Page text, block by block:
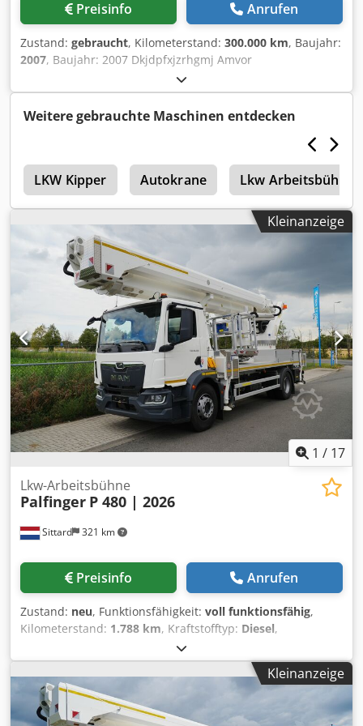
Preisinfo Anrufen
Zustand: gebraucht, Kilometerstand: 300.000 km, Baujahr:
2007, Baujahr: 2007 Dkjdpfxjzrhgmj Amvor
Weitere gebrauchte Maschinen entdecken
LKW Kipper Autokrane Lkw Arbeitsbühne
Kleinanzeige
1 / 17
Sittard 321 km
Lkw-Arbeitsbühne
Palfinger P 480 | 2026
Preisinfo Anrufen
Zustand: neu, Funktionsfähigkeit: voll funktionsfähig,
Kilometerstand: 1.788 km, Kraftstofftyp: Diesel,
, Reifenzustand:
Konfiguration:4x2, Radstand:5.075 mm, Kraftstoff:Diesel,
Farbe:Weiß, Getriebetyp:Automatisch, Anzahl der
Sitzplätze:2, Gesamtlänge: , Gesamtbreite:
mm, Gesamthöhe:3.960 mm, Baujahr:2026
Kleinanzeige